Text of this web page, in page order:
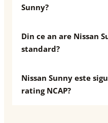
Sunny?
Din ce an are Nissan
standard?
Nissan Sunny este
rating NCAP?